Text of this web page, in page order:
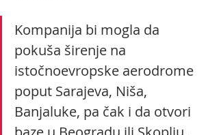
Kompanija bi mogla da
pokuša širenje na
istočnoevropske aerodrome
poput Sarajeva, Niša,
Banjaluke, pa čak i da otvori